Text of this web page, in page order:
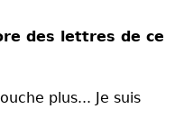
des lettres de ce
plus... Je suis